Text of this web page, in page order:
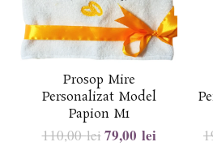
Prosop Mire
Personalizat Model
Papion M1
110,00lei79,00 lei